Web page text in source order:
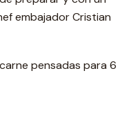
embajador Cristian
pensadas para 6